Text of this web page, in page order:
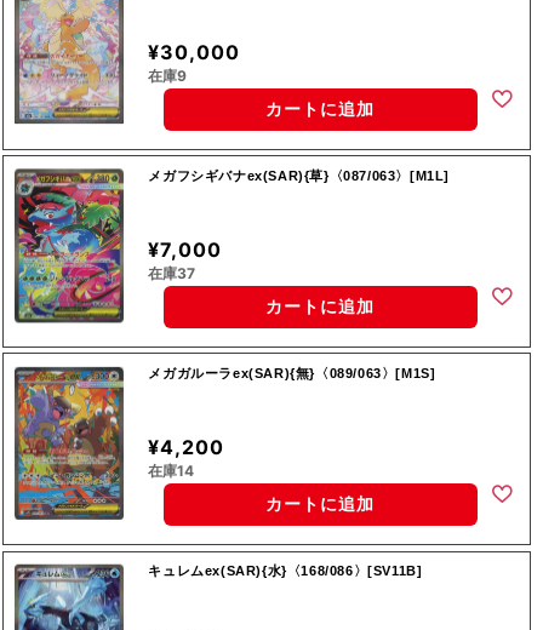
¥30,000
在庫9
カートに追加
メガフシギバナex(SAR){草}〈087/063〉[M1L]
¥7,000
在庫37
カートに追加
メガガルーラex(SAR){無}〈089/063〉[M1S]
¥4,200
在庫14
カートに追加
キュレムex(SAR){水}〈168/086〉[SV11B]